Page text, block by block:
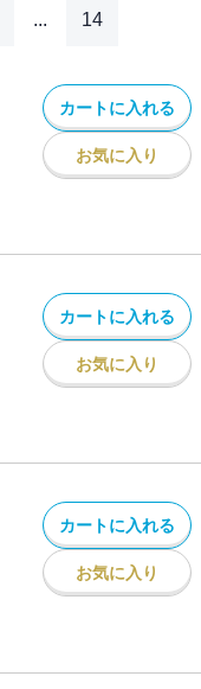
... 14
カートに入れる
お気に入り
カートに入れる
お気に入り
カートに入れる
お気に入り